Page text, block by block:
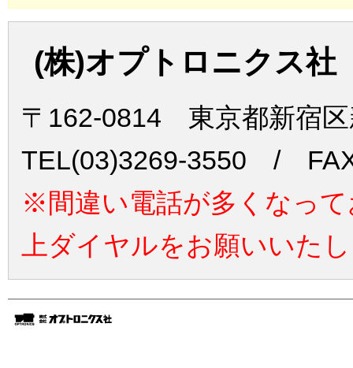
(株)オプトロニクス社
〒162-0814 東京都新宿
TEL(03)3269-3550 /
※間違い電話が多くなっ
上ダイヤルをお願いいた